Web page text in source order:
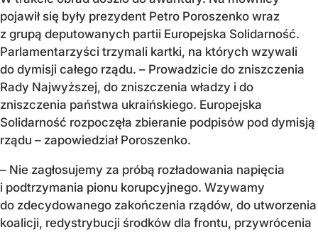
pojawił się były prezydent Petro Poroszenko wraz
z grupą deputowanych partii Europejska Solidarność.
Parlamentarzyści trzymali kartki, na których wzywali
do dymisji całego rządu. – Prowadzicie do zniszczenia
Rady Najwyższej, do zniszczenia władzy i do
zniszczenia państwa ukraińskiego. Europejska
Solidarność rozpoczęła zbieranie podpisów pod dymisją
rządu – zapowiedział Poroszenko.
– Nie zagłosujemy za próbą rozładowania napięcia
i podtrzymania pionu korupcyjnego. Wzywamy
do zdecydowanego zakończenia rządów, do utworzenia
koalicji, redystrybucji środków dla frontu, przywrócenia